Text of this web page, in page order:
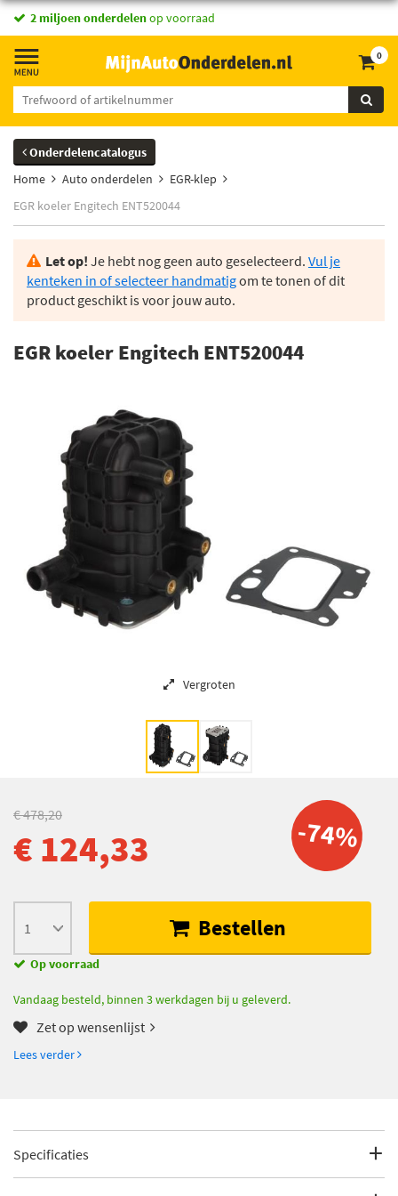
2 miljoen onderdelenop voorraad
0
Onderdelencatalogus
Home
Auto onderdelen
EGR-klep
EGR koeler Engitech ENT520044
Let op! Je hebt nog geen auto geselecteerd. Vul je
kenteken in of selecteer handmatigom te tonen of dit
product geschikt is voor jouw auto.
EGR koeler Engitech ENT520044
Vergroten
-74%
€ 478,20
€ 124,33
Bestellen
Op voorraad
Vandaag besteld, binnen 3 werkdagen bij u geleverd.
Zet op wensenlijst
Lees verder
Specificaties